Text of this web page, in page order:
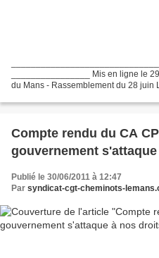
________________ Mis en ligne le
du Mans - Rassemblement du 28 juin
Compte rendu du CA
gouvernement
Publié le 30/06/2011 à 12:47
Par syndicat-cgt-cheminots-